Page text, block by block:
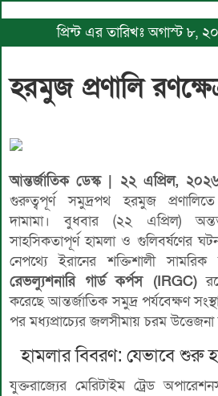
প্রিন্ট এর তারিখঃ অগাস্ট
হরমুজ প্রণালি
আন্তর্জাতিক ডেস্ক | ২২ এপ্রিল,
গুরুত্বপূর্ণ সমুদ্রপথ হরমুজ
দামামা। বুধবার (২২ এপ্রিল)
সাহসিকতাপূর্ণ হামলা ও গুলিবর্ষণের
নেপথ্যে ইরানের শক্তিশালী সামরিক
রেভল্যুশনারি গার্ড কর্পস (IRGC)
করেছে আন্তর্জাতিক সমুদ্র পর্যবেক্ষণ
পর মধ্যপ্রাচ্যের জলসীমায় চরম
হামলার বিবরণ: যেভাবে শুরু
যুক্তরাজ্যের মেরিটাইম ট্রেড